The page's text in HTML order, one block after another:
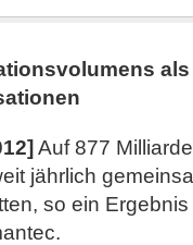
Auf 877
jährlich
so ein